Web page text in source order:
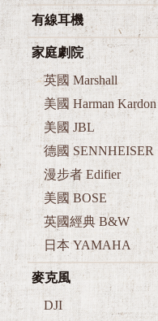
有線耳機
家庭劇院
英國 Marshall
美國 Harman Kardon
美國 JBL
德國 SENNHEISER
漫步者 Edifier
美國 BOSE
英國經典 B&W
日本 YAMAHA
麥克風
DJI